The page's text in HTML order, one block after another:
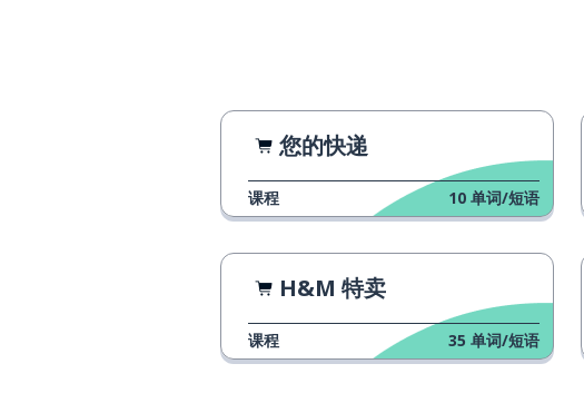
老的；旧的
同意了的；达成一致的
如此；那样
您的快递
课程 10 单词/短语
H&M 特卖
课程 35 单词/短语